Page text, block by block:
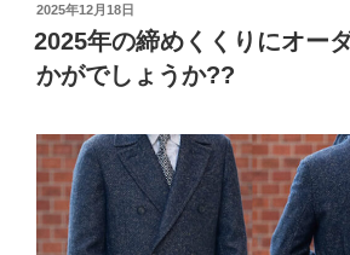
投
稿
日:
2025年12月18日
2025年の締めくくりにオー
かがでしょうか??